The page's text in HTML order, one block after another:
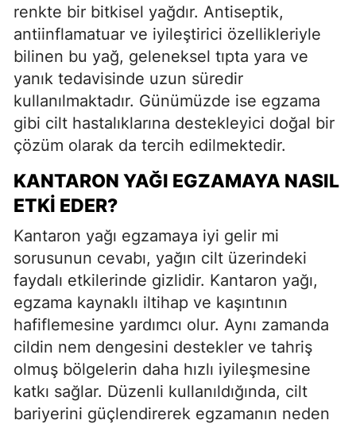
renkte bir bitkisel yağdır. Antiseptik,
antiinflamatuar ve iyileştirici özellikleriyle
bilinen bu yağ, geleneksel tıpta yara ve
yanık tedavisinde uzun süredir
kullanılmaktadır. Günümüzde ise egzama
gibi cilt hastalıklarına destekleyici doğal bir
çözüm olarak da tercih edilmektedir.
KANTARON YAĞI EGZAMAYA NASIL
ETKI EDER?
Kantaron yağı egzamaya iyi gelir mi
sorusunun cevabı, yağın cilt üzerindeki
faydalı etkilerinde gizlidir. Kantaron yağı,
egzama kaynaklı iltihap ve kaşıntının
hafiflemesine yardımcı olur. Aynı zamanda
cildin nem dengesini destekler ve tahriş
olmuş bölgelerin daha hızlı iyileşmesine
katkı sağlar. Düzenli kullanıldığında, cilt
bariyerini güçlendirerek egzamanın neden